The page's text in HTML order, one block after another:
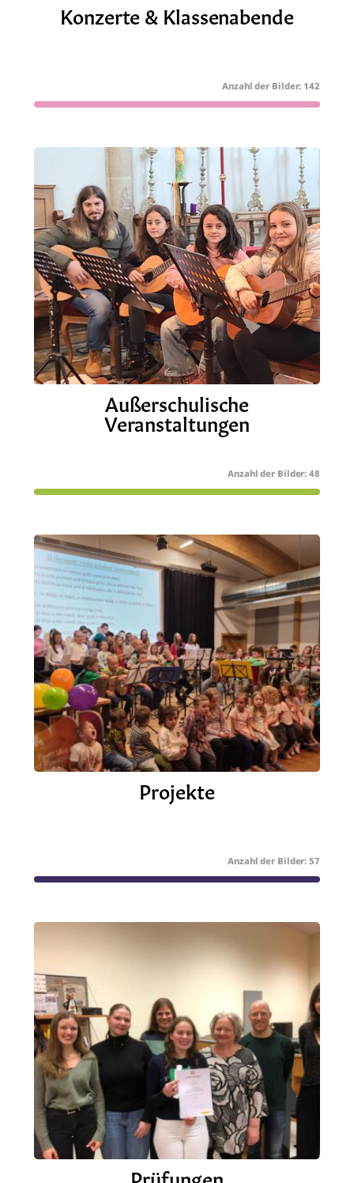
142
Konzerte & Klassenabende
48
Außerschulische
Veranstaltungen
57
Projekte
Prüfungen